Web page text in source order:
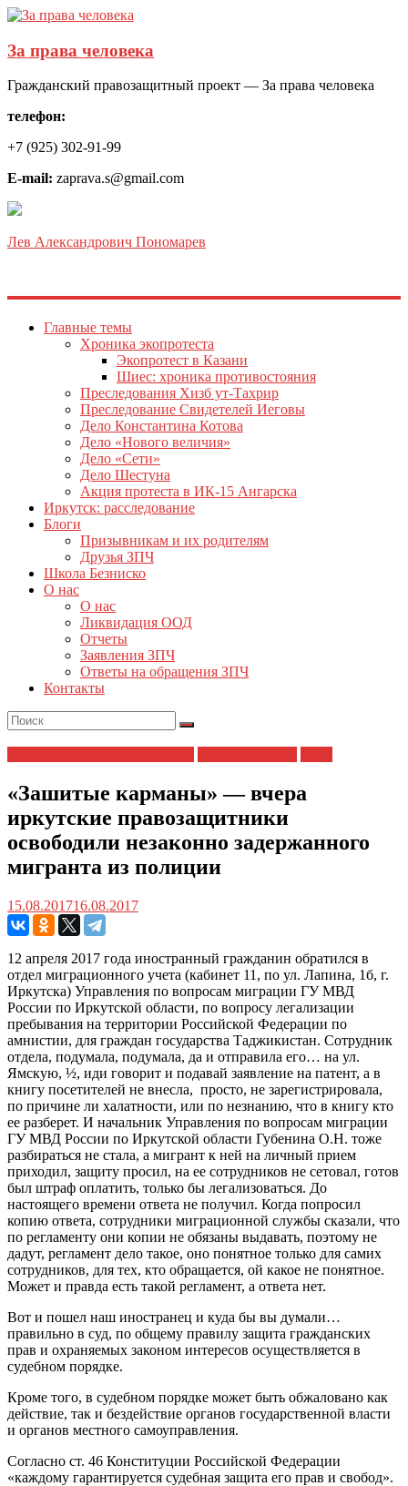
За права человека
Гражданский правозащитный проект — За права человека
телефон:
+7 (925) 302-91-99
E-mail: zaprava.s@gmail.com
Лев Александрович Пономарев
Главные темы
Хроника экопротеста
Экопротест в Казани
Шиес: хроника противостояния
Преследования Хизб ут-Тахрир
Преследование Свидетелей Иеговы
Дело Константина Котова
Дело «Нового величия»
Дело «Сети»
Дело Шестуна
Акция протеста в ИК-15 Ангарска
Иркутск: расследование
Блоги
Призывникам и их родителям
Друзья ЗПЧ
Школа Безниско
О нас
О нас
Ликвидация ООД
Отчеты
Заявления ЗПЧ
Ответы на обращения ЗПЧ
Контакты
«Зашитые карманы» — вчера
иркутские правозащитники
освободили незаконно задержанного
мигранта из полиции
15.08.201716.08.2017
12 апреля 2017 года иностранный гражданин обратился в
отдел миграционного учета (кабинет 11, по ул. Лапина, 1б, г.
Иркутска) Управления по вопросам миграции ГУ МВД
России по Иркутской области, по вопросу легализации
пребывания на территории Российской Федерации по
амнистии, для граждан государства Таджикистан. Сотрудник
отдела, подумала, подумала, да и отправила его… на ул.
Ямскую, ½, иди говорит и подавай заявление на патент, а в
книгу посетителей не внесла, просто, не зарегистрировала,
по причине ли халатности, или по незнанию, что в книгу кто
ее разберет. И начальник Управления по вопросам миграции
ГУ МВД России по Иркутской области Губенина О.Н. тоже
разбираться не стала, а мигрант к ней на личный прием
приходил, защиту просил, на ее сотрудников не сетовал, готов
был штраф оплатить, только бы легализоваться. До
настоящего времени ответа не получил. Когда попросил
копию ответа, сотрудники миграционной службы сказали, что
по регламенту они копии не обязаны выдавать, поэтому не
дадут, регламент дело такое, оно понятное только для самих
сотрудников, для тех, кто обращается, ой какое не понятное.
Может и правда есть такой регламент, а ответа нет.
Вот и пошел наш иностранец и куда бы вы думали…
правильно в суд, по общему правилу защита гражданских
прав и охраняемых законом интересов осуществляется в
судебном порядке.
Кроме того, в судебном порядке может быть обжаловано как
действие, так и бездействие органов государственной власти
и органов местного самоуправления.
Согласно ст. 46 Конституции Российской Федерации
«каждому гарантируется судебная защита его прав и свобод».